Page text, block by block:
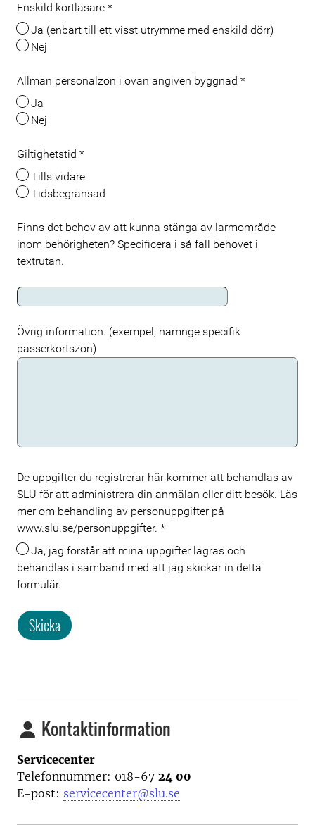
Enskild kortläsare *
Ja (enbart till ett visst utrymme med enskild dörr)
Nej
Allmän personalzon i ovan angiven byggnad *
Ja
Nej
Giltighetstid *
Tills vidare
Tidsbegränsad
Finns det behov av att kunna stänga av larmområde
inom behörigheten? Specificera i så fall behovet i
textrutan.
Övrig information. (exempel, namnge specifik
passerkortszon)
Meta
De uppgifter du registrerar här kommer att behandlas av
SLU för att administrera din anmälan eller ditt besök. Läs
mer om behandling av personuppgifter på
www.slu.se/personuppgifter. *
Ja, jag förstår att mina uppgifter lagras och
behandlas i samband med att jag skickar in detta
formulär.
Skicka
Kontaktinformation
Servicecenter
Telefonnummer: 018-67 24 00
E-post: servicecenter@slu.se